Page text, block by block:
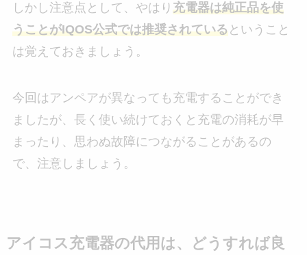
しかし注意点として、やはり 充電器は純正品を使
うことがIQOS公式では推奨されているということ
は覚えておきましょう。
今回はアンペアが異なっても充電することができ
ましたが、長く使い続けておくと充電の消耗が早
まったり、思わぬ故障につながることがあるの
で、注意しましょう。
アイコス充電器の代用は、どうすれば良